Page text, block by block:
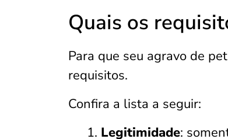
Quais os
Para que seu agravo de
requisitos.
Confira a lista a seguir:
Legitimidade: